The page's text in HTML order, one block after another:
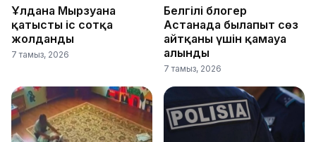
Ұлдана Мырзуанға
қатысты іс сотқа
жолданды
7 тамыз, 2026
Белгілі блогер
Астанада былапыт сөз
айтқаны үшін қамауға
алынды
7 тамыз, 2026